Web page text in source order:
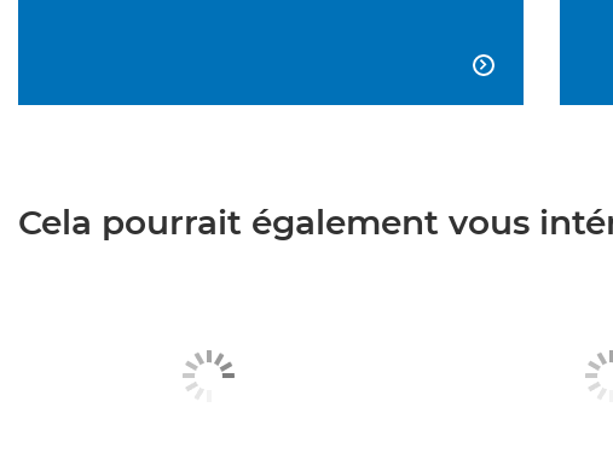

Cela pourrait également vous